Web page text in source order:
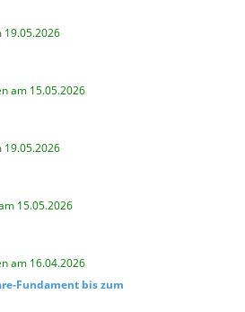
19.05.2026
am 15.05.2026
19.05.2026
15.05.2026
am 16.04.2026
Fundament bis zum